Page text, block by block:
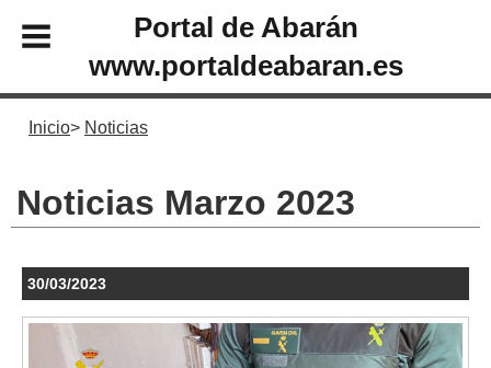
Portal de Abarán
www.portaldeabaran.es
Inicio Noticias
Noticias Marzo 2023
30/03/2023